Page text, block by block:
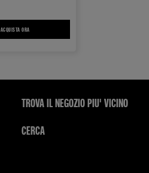
ACQUISTA ORA
TROVA IL NEGOZIO PIU' VICINO
CERCA